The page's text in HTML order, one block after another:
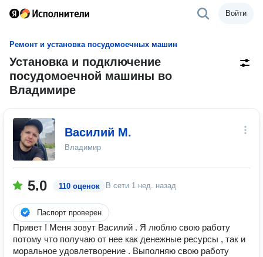
Войти
Ремонт и установка посудомоечных машин
Установка и подключение
посудомоечной машины во
Владимире
Василий М.
Владимир
5.0 110 оценок В сети 1 нед. назад
Паспорт проверен
Привет ! Меня зовут Василий . Я люблю свою работу
потому что получаю от нее как денежные ресурсы , так и
моральное удовлетворение . Выполняю свою работу